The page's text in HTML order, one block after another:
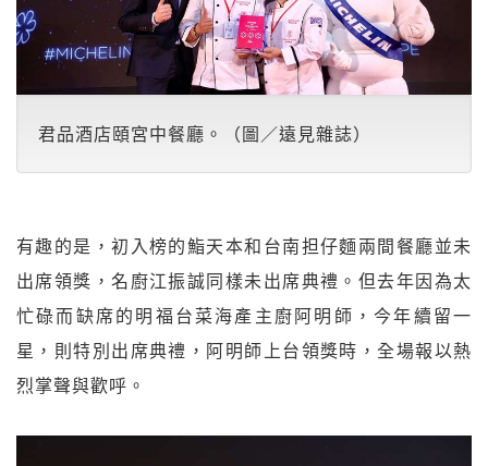
君品酒店頤宮中餐廳。（圖／遠見雜誌）
有趣的是，初入榜的鮨天本和台南担仔麵兩間餐廳並未
出席領獎，名廚江振誠同樣未出席典禮。但去年因為太
忙碌而缺席的明福台菜海產主廚阿明師，今年續留一
星，則特別出席典禮，阿明師上台領獎時，全場報以熱
烈掌聲與歡呼。